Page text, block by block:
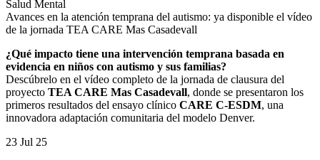
Salud Mental
Avances en la atención temprana del autismo: ya disponible el vídeo
de la jornada TEA CARE Mas Casadevall
¿Qué impacto tiene una intervención temprana basada en
evidencia en niños con autismo y sus familias?
Descúbrelo en el vídeo completo de la jornada de clausura del
proyecto TEA CARE Mas Casadevall, donde se presentaron los
primeros resultados del ensayo clínico CARE C-ESDM, una
innovadora adaptación comunitaria del modelo Denver.
23 Jul 25